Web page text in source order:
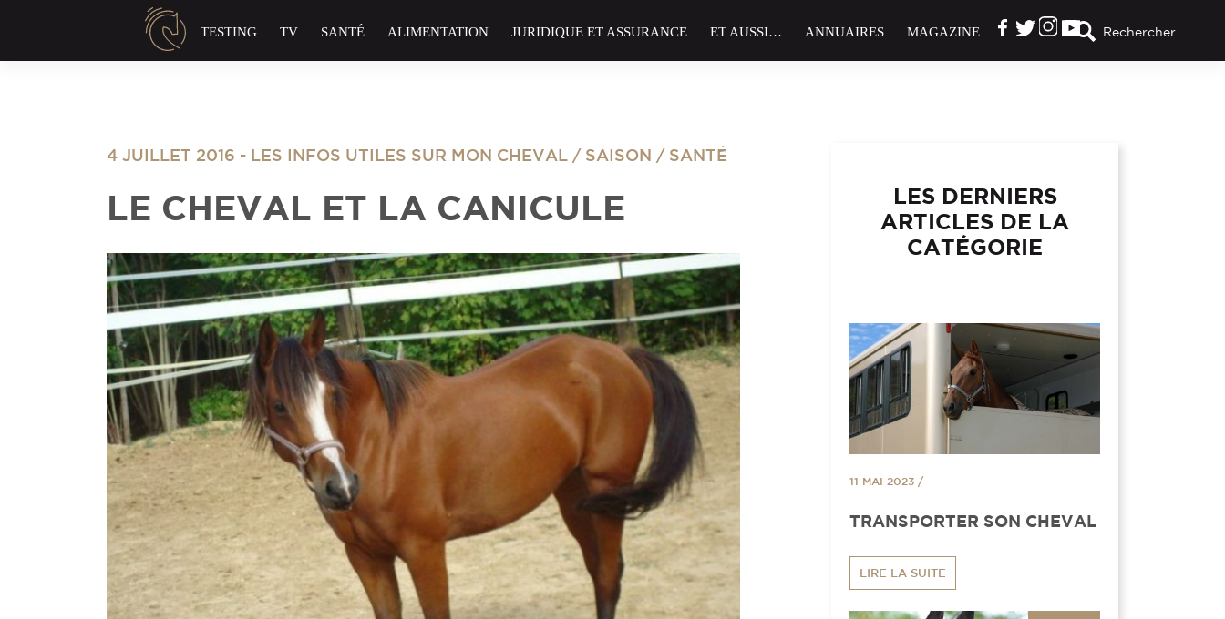
Rechercher...
TESTING TV SANTÉ ALIMENTATION JURIDIQUE ET ASSURANCE ET AUSSI… ANNUAIRES MAGAZINE
4 JUILLET 2016 - LES INFOS UTILES SUR MON CHEVAL / SAISON / SANTÉ
LE CHEVAL ET LA CANICULE
LES DERNIERS
ARTICLES DE LA
CATÉGORIE
11 MAI 2023 /
TRANSPORTER SON CHEVAL
LIRE LA SUITE
Panneau de gestion des cookies